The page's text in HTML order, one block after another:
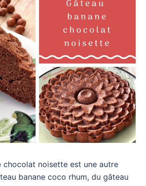
chocolat noisette est une autre
banane coco rhum, du gâteau